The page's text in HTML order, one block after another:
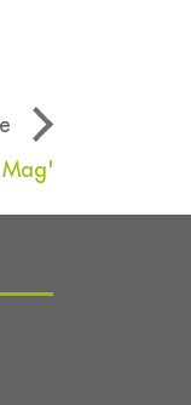
Mag'